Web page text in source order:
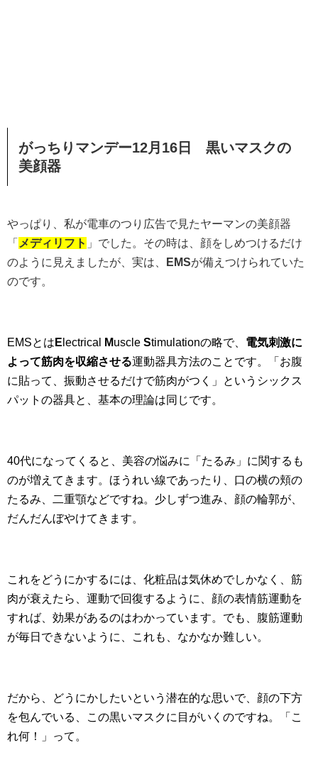
がっちりマンデー12月16日 黒いマスクの
美顔器
やっぱり、私が電車のつり広告で見たヤーマンの美顔器
「 メディリフト 」でした。その時は、顔をしめつけるだけ
のように見えましたが、実は、
EMSが備えつけられていた
のです。
EMSとは E lectrical Muscle Stimulationの略で、 電気刺激に
よって筋肉を収縮させる運動器具方法のことです。「お腹
に貼って、振動させるだけで筋肉がつく」というシックス
パットの器具と、基本の理論は同じです。
40代になってくると、美容の悩みに「たるみ」に関するも
のが増えてきます。ほうれい線であったり、口の横の頬の
たるみ、二重顎などですね。少しずつ進み、顔の輪郭が、
だんだんぼやけてきます。
これをどうにかするには、化粧品は気休めでしかなく、筋
肉が衰えたら、運動で回復するように、顔の表情筋運動を
すれば、効果があるのはわかっています。でも、腹筋運動
が毎日できないように、これも、なかなか難しい。
だから、どうにかしたいという潜在的な思いで、顔の下方
を包んでいる、この黒いマスクに目がいくのですね。「こ
れ何！」って。